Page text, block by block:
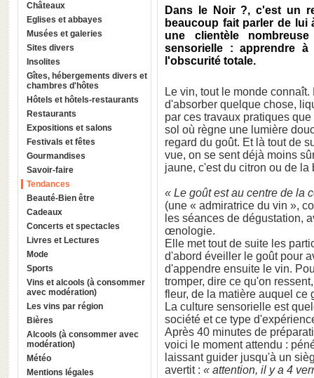
Châteaux
Eglises et abbayes
Musées et galeries
Sites divers
Insolites
Gîtes, hébergements divers et
chambres d'hôtes
Hôtels et hôtels-restaurants
Restaurants
Expositions et salons
Festivals et fêtes
Gourmandises
Savoir-faire
Tendances
Beauté-Bien être
Cadeaux
Concerts et spectacles
Livres et Lectures
Mode
Sports
Vins et alcools (à consommer
avec modération)
Les vins par région
Bières
Alcools (à consommer avec
modération)
Météo
Mentions légales
Dans le Noir ?, c'est un
beaucoup fait parler de lui
une clientèle
sensorielle : apprendre
l'obscurité totale.
Le vin, tout le monde
d'absorber quelque chose,
par ces travaux pratiques
sol où règne une lumière
regard du goût. Et là tout de
vue, on se sent déjà moins
jaune, c'est du citron ou de
« Le goût est au centre de la
(une « admiratrice du vin »,
les séances de dégustation,
œnologie.
Elle met tout de suite les
d'abord éveiller le goût pour
d'appendre ensuite le vin.
tromper, dire ce qu'on
fleur, de la matière auquel ce
La culture sensorielle est
société et ce type
Après 40 minutes de
voici le moment attendu :
laissant guider jusqu'à un
avertit : « attention, il y a 4